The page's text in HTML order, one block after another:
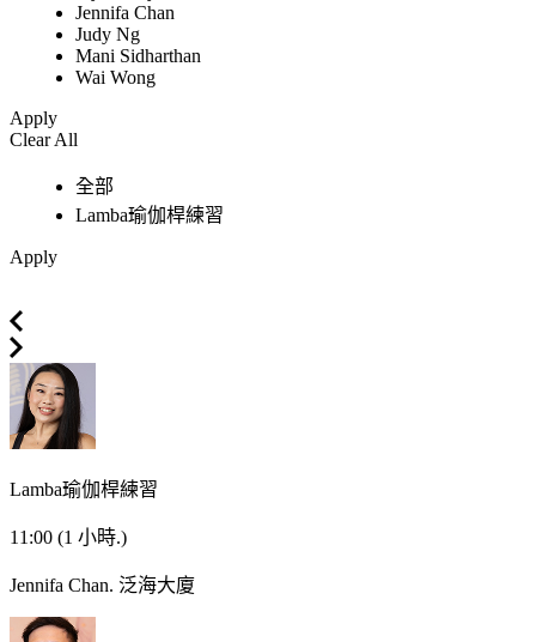
Jennifa Chan
Judy Ng
Mani Sidharthan
Wai Wong
Apply
Clear All
全部
Lamba瑜伽桿練習
Apply
Lamba瑜伽桿練習
11:00 (1 小時.)
Jennifa Chan. 泛海大廈